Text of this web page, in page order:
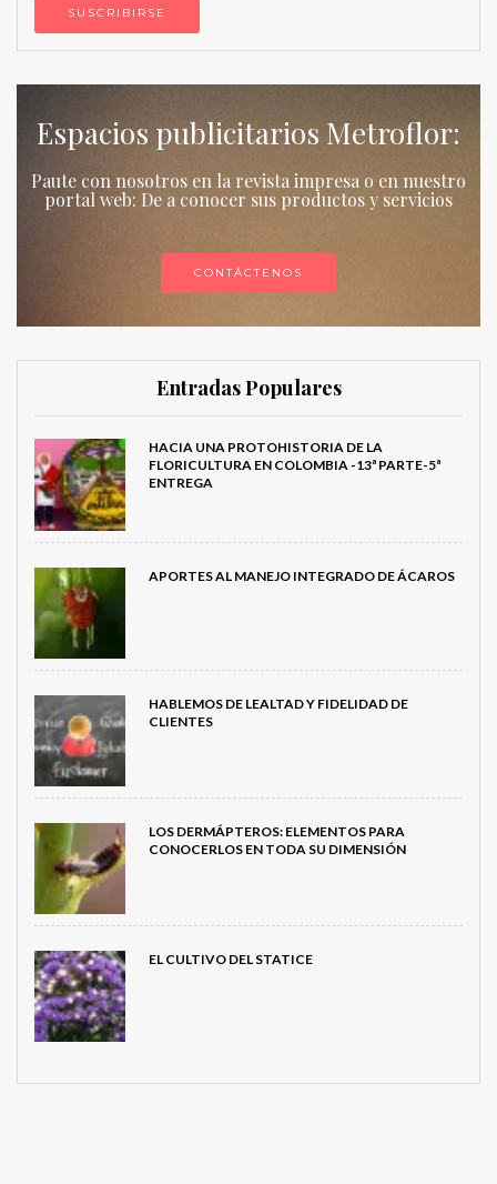
Espacios publicitarios Metroflor:
Paute con nosotros en la revista impresa o en nuestro
portal web: De a conocer sus productos y servicios
CONTÁCTENOS
Entradas Populares
HACIA UNA PROTOHISTORIA DE LA
FLORICULTURA EN COLOMBIA -13ª PARTE-5ª
ENTREGA
APORTES AL MANEJO INTEGRADO DE ÁCAROS
HABLEMOS DE LEALTAD Y FIDELIDAD DE
CLIENTES
LOS DERMÁPTEROS: ELEMENTOS PARA
CONOCERLOS EN TODA SU DIMENSIÓN
EL CULTIVO DEL STATICE